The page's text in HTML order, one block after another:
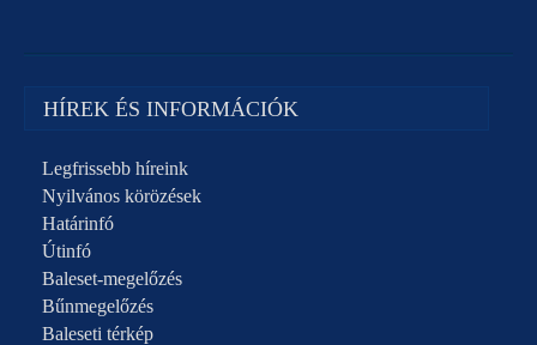
HÍREK ÉS INFORMÁCIÓK
Legfrissebb híreink
Nyilvános körözések
Határinfó
Útinfó
Baleset-megelőzés
Bűnmegelőzés
Baleseti térkép